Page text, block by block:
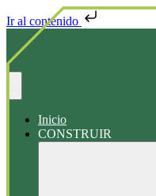
Ir al contenido
Buscar
en
Inicio
CONSTRUIR